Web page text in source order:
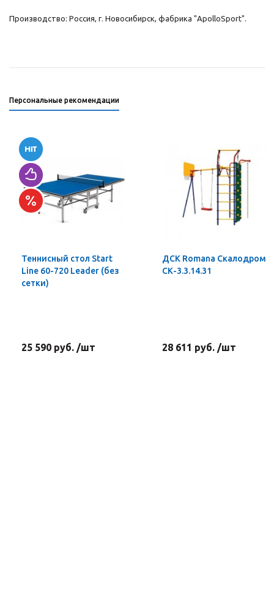
Производство: Россия, г. Новосибирск, фабрика "ApolloSport".
Персональные рекомендации
Теннисный стол Start
Line 60-720 Leader (без
сетки)
25 590 руб. /шт
ДСК Romana Скалодром
СК-3.3.14.31
28 611 руб. /шт